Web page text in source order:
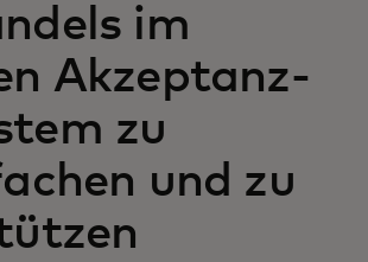
im
Akzeptanz-
zu
und zu